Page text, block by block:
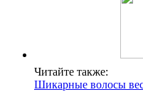
Читайте также:
Шикарные волосы